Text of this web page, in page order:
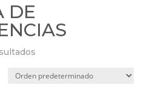
DE